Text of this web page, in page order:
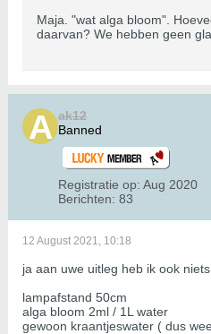
Maja. "wat alga bloom".
daarvan? We hebben geen
ak12
Banned
Registratie op: Aug 2020
Berichten: 83
12 August 2021, 10:18
ja aan uwe uitleg heb ik ook niets
lampafstand 50cm
alga bloom 2ml / 1L water
gewoon kraantjeswater ( dus